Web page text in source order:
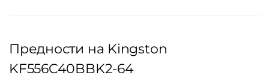
Предности на Kingston
KF556C40BBK2-64